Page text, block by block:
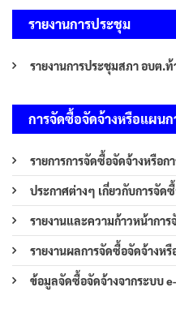
รายงานการประชุม
รายงานการประชุมสภา อบต.
การจัดซื้อจัดจ้างหรือแผน
รายการการจัดซื้อจัดจ้างหรือก
ประกาศต่างๆ เกี่ยวกับการจัด
รายงานและความก้าวหน้ากา
รายงานผลการจัดซื้อจัดจ้างห
ข้อมูลจัดซื้อจัดจ้างจากระบบ